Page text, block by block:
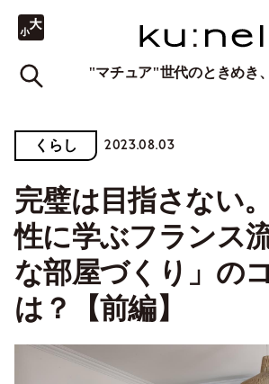
"マチュア"世代のときめき、
くらし 2023.08.03
完璧は目指さない
性に学ぶフランス
な部屋づくり」の
は？【前編】